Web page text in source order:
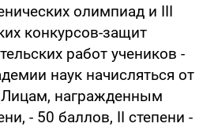
олимпиад и III
конкурсов-защит
работ учеников -
наук начисляться от
награжденным
- 50 баллов, II степени -